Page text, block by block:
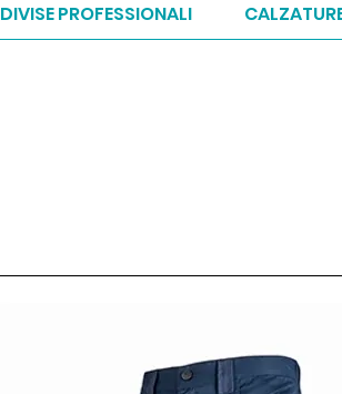
DIVISE PROFESSIONALI